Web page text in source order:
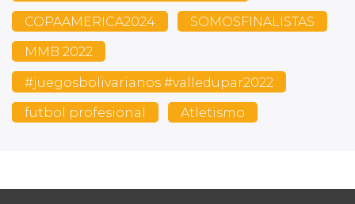
COPAAMERICA2024 SOMOSFINALISTAS
MMB 2022
#juegosbolivarianos #valledupar2022
futbol profesional Atletismo